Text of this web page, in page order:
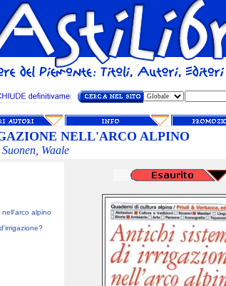
NELL'ARCO ALPINO
Waale
nell'arco alpino